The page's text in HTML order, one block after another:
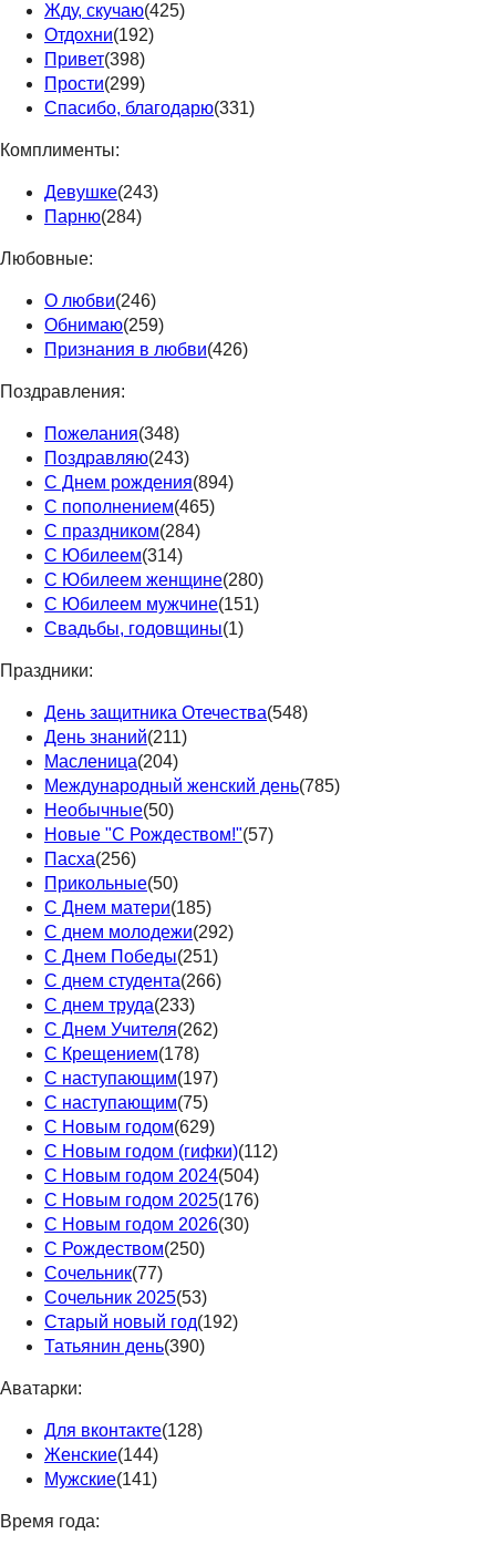
Жду, скучаю(425)
Отдохни(192)
Привет(398)
Прости(299)
Спасибо, благодарю(331)
Комплименты:
Девушке(243)
Парню(284)
Любовные:
О любви(246)
Обнимаю(259)
Признания в любви(426)
Поздравления:
Пожелания(348)
Поздравляю(243)
С Днем рождения(894)
С пополнением(465)
С праздником(284)
С Юбилеем(314)
С Юбилеем женщине(280)
С Юбилеем мужчине(151)
Свадьбы, годовщины(1)
Праздники:
День защитника Отечества(548)
День знаний(211)
Масленица(204)
Международный женский день(785)
Необычные(50)
Новые "С Рождеством!"(57)
Пасха(256)
Прикольные(50)
С Днем матери(185)
С днем молодежи(292)
С Днем Победы(251)
С днем студента(266)
С днем труда(233)
С Днем Учителя(262)
С Крещением(178)
С наступающим(197)
С наступающим(75)
С Новым годом(629)
С Новым годом (гифки)(112)
С Новым годом 2024(504)
С Новым годом 2025(176)
С Новым годом 2026(30)
С Рождеством(250)
Сочельник(77)
Сочельник 2025(53)
Старый новый год(192)
Татьянин день(390)
Аватарки:
Для вконтакте(128)
Женские(144)
Мужские(141)
Время года: